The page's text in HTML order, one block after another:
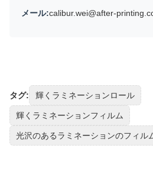
メール:calibur.wei@after-
タグ: 輝くラミネーションロール
輝くラミネーションフィルム
光沢のあるラミネーションのフィル